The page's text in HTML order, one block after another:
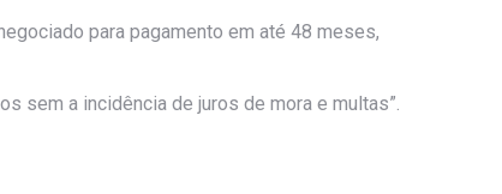
para pagamento em até 48 meses,
sem a incidência de juros de mora e multas”.